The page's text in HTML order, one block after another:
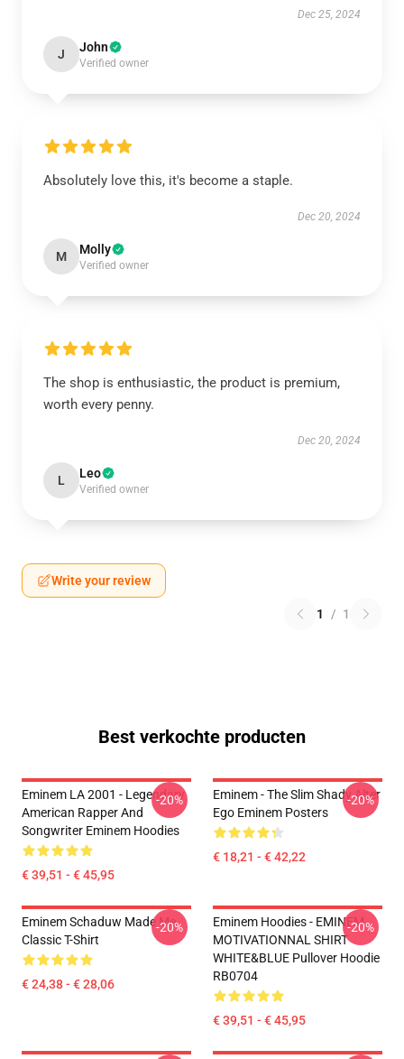
Dec 25, 2024
J John
Verified owner
Absolutely love this, it's become a staple.
Dec 20, 2024
M Molly
Verified owner
The shop is enthusiastic, the product is premium,
worth every penny.
Dec 20, 2024
L Leo
Verified owner
Write your review
1 / 1
Best verkochte producten
Eminem LA 2001 - Legendary
American Rapper And
Songwriter Eminem Hoodies
€ 39,51 - € 45,95
-20%
Eminem - The Slim Shady Alter
Ego Eminem Posters
€ 18,21 - € 42,22
-20%
Eminem Schaduw Made Me
Classic T-Shirt
€ 24,38 - € 28,06
-20%
Eminem Hoodies - EMINEM
MOTIVATIONNAL SHIRT
WHITE&BLUE Pullover Hoodie
RB0704
€ 39,51 - € 45,95
-20%